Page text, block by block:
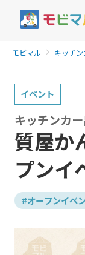
モビマル キッチ
イベント
質屋か
プン
キッチンカ
#オープンイベ